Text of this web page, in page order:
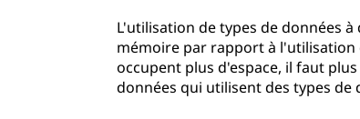
L'utilisation de types de données
mémoire par rapport à l'utilisation
occupent plus d'espace, il faut
données qui utilisent des types de